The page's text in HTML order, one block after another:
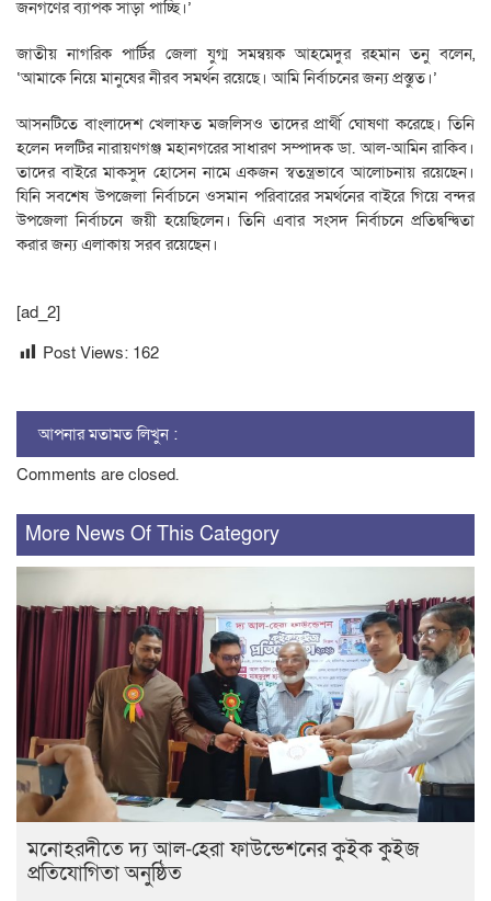
জনগণের ব্যাপক সাড়া পাচ্ছি।’
জাতীয় নাগরিক পার্টির জেলা যুগ্ম সমন্বয়ক আহমেদুর রহমান তনু বলেন,
‘আমাকে নিয়ে মানুষের নীরব সমর্থন রয়েছে। আমি নির্বাচনের জন্য প্রস্তুত।’
আসনটিতে বাংলাদেশ খেলাফত মজলিসও তাদের প্রার্থী ঘোষণা করেছে। তিনি
হলেন দলটির নারায়ণগঞ্জ মহানগরের সাধারণ সম্পাদক ডা. আল-আমিন রাকিব।
তাদের বাইরে মাকসুদ হোসেন নামে একজন স্বতন্ত্রভাবে আলোচনায় রয়েছেন।
যিনি সবশেষ উপজেলা নির্বাচনে ওসমান পরিবারের সমর্থনের বাইরে গিয়ে বন্দর
উপজেলা নির্বাচনে জয়ী হয়েছিলেন। তিনি এবার সংসদ নির্বাচনে প্রতিদ্বন্দ্বিতা
করার জন্য এলাকায় সরব রয়েছেন।
[ad_2]
Post Views: 162
আপনার মতামত লিখুন :
Comments are closed.
More News Of This Category
মনোহরদীতে দ্য আল-হেরা ফাউন্ডেশনের কুইক কুইজ
প্রতিযোগিতা অনুষ্ঠিত